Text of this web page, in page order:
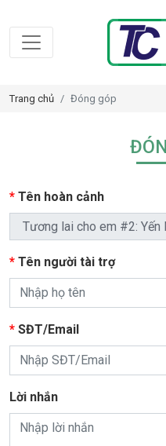
Trang chủ Đóng góp
* Tên hoàn cảnh
* Tên người tài trợ
* SĐT/Email
Lời nhắn